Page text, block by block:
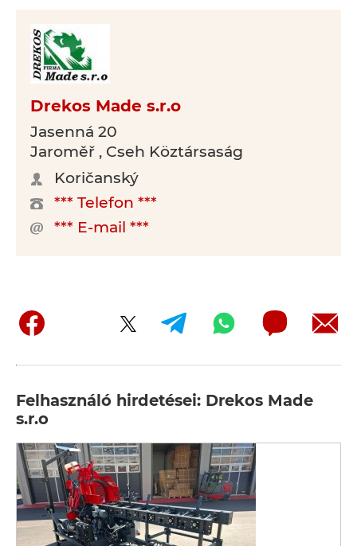
Drekos Made s.r.o
Jasenná 20
Jaroměř , Cseh Köztársaság
Koričanský
*** Telefon ***
*** E-mail ***
Felhasználó hirdetései: Drekos Made
s.r.o